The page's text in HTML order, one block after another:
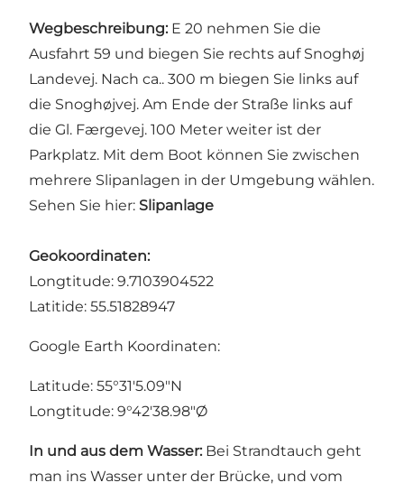
Wegbeschreibung: E 20 nehmen Sie die
Ausfahrt 59 und biegen Sie rechts auf Snoghøj
Landevej. Nach ca.. 300 m biegen Sie links auf
die Snoghøjvej. Am Ende der Straße links auf
die Gl. Færgevej. 100 Meter weiter ist der
Parkplatz. Mit dem Boot können Sie zwischen
mehrere Slipanlagen in der Umgebung wählen.
Sehen Sie hier: Slipanlage
Geokoordinaten:
Longtitude: 9.7103904522
Latitide: 55.51828947
Google Earth Koordinaten:
Latitude: 55°31'5.09"N
Longtitude: 9°42'38.98"Ø
In und aus dem Wasser: Bei Strandtauch geht
man ins Wasser unter der Brücke, und vom